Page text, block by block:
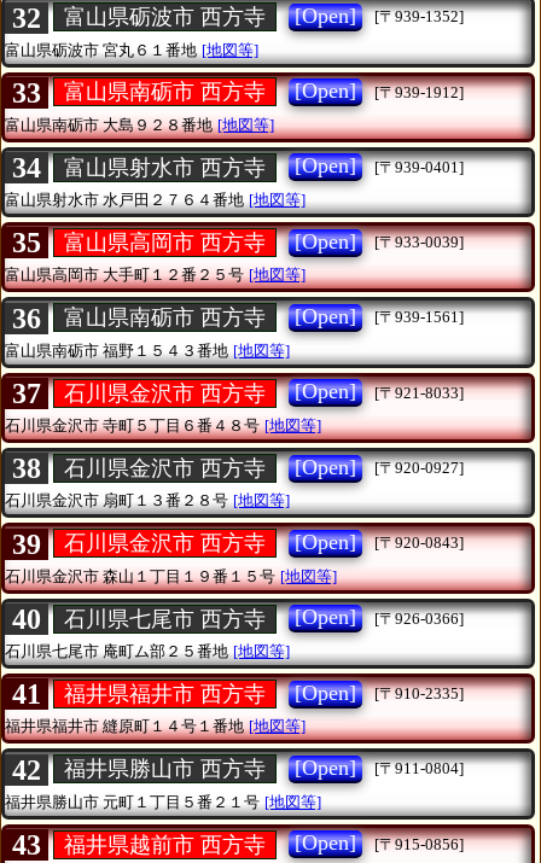
32 富山県砺波市 西方寺 [Open]
[〒939-1352]
富山県砺波市 宮丸６１番地 [地図等]
33 富山県南砺市 西方寺 [Open]
[〒939-1912]
富山県南砺市大島９２８番地 [地図等]
34 富山県射水市 西方寺 [Open]
[〒939-0401]
富山県射水市水戸田２７６４番地 [地図等]
35 富山県高岡市 西方寺 [Open]
[〒933-0039]
富山県高岡市大手町１２番２５号 [地図等]
36 富山県南砺市 西方寺 [Open]
[〒939-1561]
富山県南砺市 福野１５４３番地 [地図等]
37 石川県金沢市 西方寺 [Open]
[〒921-8033]
石川県金沢市寺町５丁目６番４８号 [地図等]
38 石川県金沢市 西方寺 [Open]
[〒920-0927]
石川県金沢市扇町１３番２８号 [地図等]
39 石川県金沢市 西方寺 [Open]
[〒920-0843]
石川県金沢市森山１丁目１９番１５号 [地図等]
40 石川県七尾市 西方寺 [Open]
[〒926-0366]
石川県七尾市庵町ム部２５番地 [地図等]
41 福井県福井市 西方寺 [Open]
[〒910-2335]
福井県福井市縫原町１４号１番地 [地図等]
42 福井県勝山市 西方寺 [Open]
[〒911-0804]
福井県勝山市 元町１丁目５番２１号 [地図等]
43 福井県越前市 西方寺 [Open]
[〒915-0856]